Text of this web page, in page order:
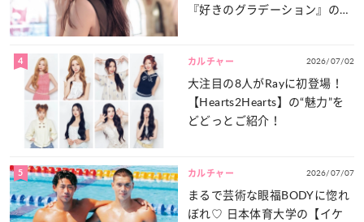
『好きのグラデーション』の魅
4 カルチャー 2026/07/02
大注目の8人がRayに初登場！
【Hearts2Hearts】の“魅力”を
どどっとご紹介！
5 カルチャー 2026/07/07
まるで芸術な眼福BODYに惚れ
ぼれ♡ 日本体育大学の【イケ